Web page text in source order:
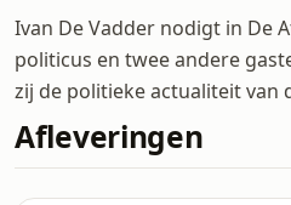
Ivan De Vadder nodigt in De
politicus en twee andere
zij de politieke actualiteit van
Afleveringen